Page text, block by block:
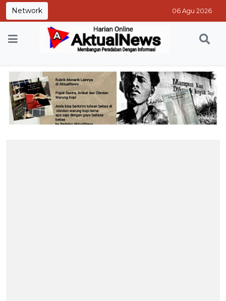
Network 06 Agu 2026